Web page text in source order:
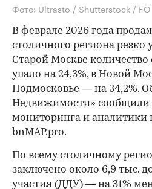
Фото: Ultrasto / Shutterstock /
В феврале 2026 года
столичного региона резко
Старой Москве количество
упало на 24,3%, в Новой
Подмосковье — на 34,2%.
Недвижимости» сообщили
мониторинга и
bnMAP.pro.
По всему столичному
заключено около 6,9 тыс.
участия (ДДУ) — на 31%